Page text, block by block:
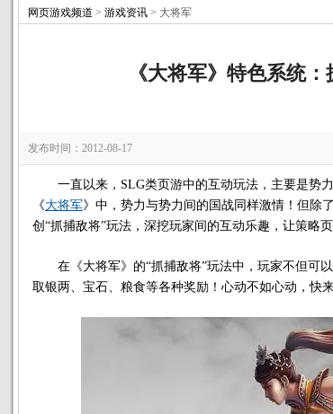
网页游戏频道 > 游戏资讯 > 大将军
《大将军》特色系统
发布时间：2012-08-17
一直以来，SLG类页游中的互动玩法，主要是势
《大将军》中，势力与势力间的国战同样激情！但除
创“抓捕敌将”玩法，深挖玩家间的互动乐趣，让策略
在《大将军》的“抓捕敌将”玩法中，玩家不但可
取银两、宝石、粮食等各种奖励！心动不如心动，快
立即注册